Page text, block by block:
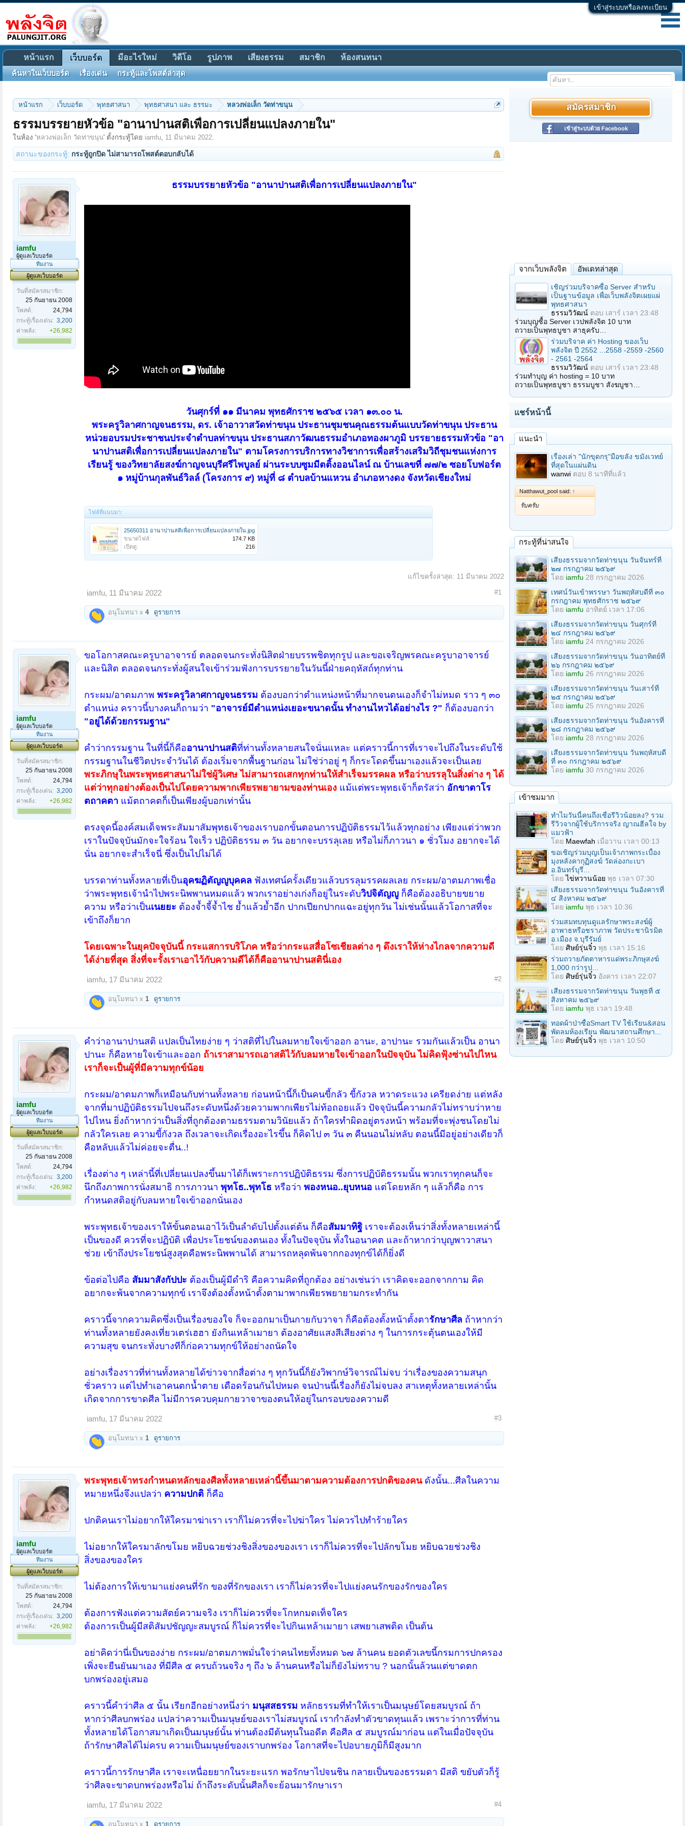
เข้าสู่ระบบหรือลงทะเบียน
หน้าแรก เว็บบอร์ด พุทธศาสนา พุทธศาสนา และ ธรรมะ หลวงพ่อเล็ก วัดท่าขนุน
ธรรมบรรยายหัวข้อ "อานาปานสติเพื่อการเปลี่ยนแปลงภายใน"
ในห้อง 'หลวงพ่อเล็ก วัดท่าขนุน' ตั้งกระทู้โดย iamfu, 11 มีนาคม 2022.
สถานะของกระทู้: กระทู้ถูกปิด ไม่สามารถโพสต์ตอบกลับได้
iamfu
ผู้ดูแลเว็บบอร์ด
ทีมงาน
ผู้ดูแลเว็บบอร์ด
วันที่สมัครสมาชิก:
25 กันยายน 2008
โพสต์:
24,794
กระทู้เรื่องเด่น: 3,200
ค่าพลัง:
+26,982
ธรรมบรรยายหัวข้อ "อานาปานสติเพื่อการเปลี่ยนแปลงภายใน"
วันศุกร์ที่ ๑๑ มีนาคม พุทธศักราช ๒๕๖๕ เวลา ๑๓.๐๐ น.
พระครูวิลาศกาญจนธรรม, ดร. เจ้าอาวาสวัดท่าขนุน ประธานชุมชนคุณธรรมต้นแบบวัดท่าขนุน ประธาน
หน่วยอบรมประชาชนประจำตำบลท่าขนุน ประธานสภาวัฒนธรรมอำเภอทองผาภูมิ บรรยายธรรมหัวข้อ "อา
นาปานสติเพื่อการเปลี่ยนแปลงภายใน" ตามโครงการบริการทางวิชาการเพื่อสร้างเสริมวิถีชุมชนแห่งการ
เรียนรู้ ของวิทยาลัยสงฆ์กาญจนบุรีศรีไพบูลย์ ผ่านระบบซูมมีตติ้งออนไลน์ ณ บ้านเลขที่ ๗๗/๒ ซอยโบฟอร์ต
๑ หมู่บ้านกุลพันธ์วิลล์ (โครงการ ๙) หมู่ที่ ๘ ตำบลบ้านแหวน อำเภอหางดง จังหวัดเชียงใหม่
ไฟล์ที่แนบมา:
25650311 อานาปานสติเพื่อการเปลี่ยนแปลงภายใน.jpg
ขนาดไฟล์:
174.7 KB
เปิดดู:
216
แก้ไขครั้งล่าสุด: 11 มีนาคม 2022
iamfu, 11 มีนาคม 2022 #1
อนุโมทนา x 4 ดูรายการ
iamfu
ผู้ดูแลเว็บบอร์ด
ทีมงาน
ผู้ดูแลเว็บบอร์ด
วันที่สมัครสมาชิก:
25 กันยายน 2008
โพสต์:
24,794
กระทู้เรื่องเด่น: 3,200
ค่าพลัง:
+26,982
ขอโอกาสคณะครูบาอาจารย์ ตลอดจนกระทั่งนิสิตฝ่ายบรรพชิตทุกรูป และขอเจริญพรคณะครูบาอาจารย์
และนิสิต ตลอดจนกระทั่งผู้สนใจเข้าร่วมฟังการบรรยายในวันนี้ฝ่ายคฤหัสถ์ทุกท่าน
กระผม/อาตมภาพ พระครูวิลาศกาญจนธรรม ต้องบอกว่าตำแหน่งหน้าที่มากจนตนเองก็จำไม่หมด ราว ๆ ๓๐
ตำแหน่ง คราวนี้บางคนก็ถามว่า "อาจารย์มีตำแหน่งเยอะขนาดนั้น ทำงานไหวได้อย่างไร ?" ก็ต้องบอกว่า
"อยู่ได้ด้วยกรรมฐาน"
คำว่ากรรมฐาน ในที่นี้ก็คืออานาปานสติที่ท่านทั้งหลายสนใจนั่นแหละ แต่คราวนี้การที่เราจะไปถึงในระดับใช้
กรรมฐานในชีวิตประจำวันได้ ต้องเริ่มจากพื้นฐานก่อน ไม่ใช่ว่าอยู่ ๆ ก็กระโดดขึ้นมาเองแล้วจะเป็นเลย
พระภิกษุในพระพุทธศาสนาไม่ใช่ผู้วิเศษ ไม่สามารถเสกทุกท่านให้สำเร็จมรรคผล หรือว่าบรรลุในสิ่งต่าง ๆ ได้
แต่ว่าทุกอย่างต้องเป็นไปโดยความพากเพียรพยายามของท่านเอง แม้แต่พระพุทธเจ้าก็ตรัสว่า อักขาตาโร
ตถาคตา แม้ตถาคตก็เป็นเพียงผู้บอกเท่านั้น
ตรงจุดนี้องค์สมเด็จพระสัมมาสัมพุทธเจ้าของเราบอกขั้นตอนการปฏิบัติธรรมไว้แล้วทุกอย่าง เพียงแต่ว่าพวก
เราในปัจจุบันมักจะใจร้อน ใจเร็ว ปฏิบัติธรรม ๓ วัน อยากจะบรรลุเลย หรือไม่ก็ภาวนา ๑ ชั่วโมง อยากจะได้
นั่น อยากจะสำเร็จนี่ ซึ่งเป็นไปไม่ได้
บรรดาท่านทั้งหลายที่เป็นอุคฆฏิตัญญูบุคคล ฟังเทศน์ครั้งเดียวแล้วบรรลุมรรคผลเลย กระผม/อาตมภาพเชื่อ
ว่าพระพุทธเจ้านำไปพระนิพพานหมดแล้ว พวกเราอย่างเก่งก็อยู่ในระดับวิปจิตัญญู ก็คือต้องอธิบายขยาย
ความ หรือว่าเป็นเนยยะ ต้องจ้ำจี้จ้ำไช ย้ำแล้วย้ำอีก ปากเปียกปากแฉะอยู่ทุกวัน ไม่เช่นนั้นแล้วโอกาสที่จะ
เข้าถึงก็ยาก
โดยเฉพาะในยุคปัจจุบันนี้ กระแสการบริโภค หรือว่ากระแสสื่อโซเชียลต่าง ๆ ดึงเราให้ห่างไกลจากความดี
ได้ง่ายที่สุด สิ่งที่จะรั้งเราเอาไว้กับความดีได้ก็คืออานาปานสตินี่เอง
iamfu, 17 มีนาคม 2022 #2
อนุโมทนา x 1 ดูรายการ
iamfu
ผู้ดูแลเว็บบอร์ด
ทีมงาน
ผู้ดูแลเว็บบอร์ด
วันที่สมัครสมาชิก:
25 กันยายน 2008
โพสต์:
24,794
กระทู้เรื่องเด่น: 3,200
ค่าพลัง:
+26,982
คำว่าอานาปานสติ แปลเป็นไทยง่าย ๆ ว่าสติที่ไปในลมหายใจเข้าออก อานะ, อาปานะ รวมกันแล้วเป็น อานา
ปานะ ก็คือหายใจเข้าและออก ถ้าเราสามารถเอาสติไว้กับลมหายใจเข้าออกในปัจจุบัน ไม่คิดฟุ้งซ่านไปไหน
เราก็จะเป็นผู้ที่มีความทุกข์น้อย
กระผม/อาตมภาพก็เหมือนกับท่านทั้งหลาย ก่อนหน้านี้ก็เป็นคนขี้กลัว ขี้กังวล หวาดระแวง เครียดง่าย แต่หลัง
จากที่มาปฏิบัติธรรมไปจนถึงระดับหนึ่งด้วยความพากเพียรไม่ท้อถอยแล้ว ปัจจุบันนี้ความกลัวไม่ทราบว่าหาย
ไปไหน ยิ่งถ้าหากว่าเป็นสิ่งที่ถูกต้องตามธรรมตามวินัยแล้ว ถ้าใครทำผิดอยู่ตรงหน้า พร้อมที่จะพุ่งชนโดยไม่
กลัวใครเลย ความขี้กังวล ถึงเวลาจะเกิดเรื่องอะไรขึ้น ก็คิดไป ๓ วัน ๓ คืนนอนไม่หลับ ตอนนี้มีอยู่อย่างเดียวก็
คือหลับแล้วไม่ค่อยจะตื่น..!
เรื่องต่าง ๆ เหล่านี้ที่เปลี่ยนแปลงขึ้นมาได้ก็เพราะการปฏิบัติธรรม ซึ่งการปฏิบัติธรรมนั้น พวกเราทุกคนก็จะ
นึกถึงภาพการนั่งสมาธิ การภาวนา พุทโธ..พุทโธ หรือว่า พองหนอ..ยุบหนอ แต่โดยหลัก ๆ แล้วก็คือ การ
กำหนดสติอยู่กับลมหายใจเข้าออกนั่นเอง
พระพุทธเจ้าของเราให้ขั้นตอนเอาไว้เป็นลำดับไปตั้งแต่ต้น ก็คือสัมมาทิฐิ เราจะต้องเห็นว่าสิ่งทั้งหลายเหล่านี้
เป็นของดี ควรที่จะปฏิบัติ เพื่อประโยชน์ของตนเอง ทั้งในปัจจุบัน ทั้งในอนาคต และถ้าหากว่าบุญพาวาสนา
ช่วย เข้าถึงประโยชน์สูงสุดคือพระนิพพานได้ สามารถหลุดพ้นจากกองทุกข์ได้ก็ยิ่งดี
ข้อต่อไปคือ สัมมาสังกัปปะ ต้องเป็นผู้มีดำริ คือความคิดที่ถูกต้อง อย่างเช่นว่า เราคิดจะออกจากกาม คิด
อยากจะพ้นจากความทุกข์ เราจึงต้องตั้งหน้าตั้งตามาพากเพียรพยายามกระทำกัน
คราวนี้จากความคิดซึ่งเป็นเรื่องของใจ ก็จะออกมาเป็นกายกับวาจา ก็คือต้องตั้งหน้าตั้งตารักษาศีล ถ้าหากว่า
ท่านทั้งหลายยังคงเที่ยวเตร่เฮฮา ยังกินเหล้าเมายา ต้องอาศัยแสงสีเสียงต่าง ๆ ในการกระตุ้นตนเองให้มี
ความสุข จนกระทั่งบางทีก็ก่อความทุกข์ให้อย่างถนัดใจ
อย่างเรื่องราวที่ท่านทั้งหลายได้ข่าวจากสื่อต่าง ๆ ทุกวันนี้ก็ยังวิพากษ์วิจารณ์ไม่จบ ว่าเรื่องของความสนุก
ชั่วคราว แต่ไปทำเอาคนตกน้ำตาย เดือดร้อนกันไปหมด จนป่านนี้เรื่องก็ยังไม่จบลง สาเหตุทั้งหลายเหล่านั้น
เกิดจากการขาดศีล ไม่มีการควบคุมกายวาจาของตนให้อยู่ในกรอบของความดี
iamfu, 17 มีนาคม 2022 #3
อนุโมทนา x 1 ดูรายการ
iamfu
ผู้ดูแลเว็บบอร์ด
ทีมงาน
ผู้ดูแลเว็บบอร์ด
วันที่สมัครสมาชิก:
25 กันยายน 2008
โพสต์:
24,794
กระทู้เรื่องเด่น: 3,200
ค่าพลัง:
+26,982
พระพุทธเจ้าทรงกำหนดหลักของศีลทั้งหลายเหล่านี้ขึ้นมาตามความต้องการปกติของคนดังนั้น...ศีลในความ
หมายหนึ่งจึงแปลว่า ความปกติ ก็คือ
ปกติคนเราไม่อยากให้ใครมาฆ่าเรา เราก็ไม่ควรที่จะไปฆ่าใคร ไม่ควรไปทำร้ายใคร
ไม่อยากให้ใครมาลักขโมย หยิบฉวยช่วงชิงสิ่งของของเรา เราก็ไม่ควรที่จะไปลักขโมย หยิบฉวยช่วงชิง
สิ่งของของใคร
ไม่ต้องการให้เขามาแย่งคนที่รัก ของที่รักของเรา เราก็ไม่ควรที่จะไปแย่งคนรักของรักของใคร
ต้องการฟังแต่ความสัตย์ความจริง เราก็ไม่ควรที่จะโกหกมดเท็จใคร
ต้องการเป็นผู้มีสติสัมปชัญญะสมบูรณ์ ก็ไม่ควรที่จะไปกินเหล้าเมายา เสพยาเสพติด เป็นต้น
อย่าคิดว่านี่เป็นของง่าย กระผม/อาตมภาพมั่นใจว่าคนไทยทั้งหมด ๖๗ ล้านคน ยอดตัวเลขนี้กรมการปกครอง
เพิ่งจะยืนยันมาเอง ที่มีศีล ๕ ครบถ้วนจริง ๆ ถึง ๖ ล้านคนหรือไม่ก็ยังไม่ทราบ ? นอกนั้นล้วนแต่ขาดตก
บกพร่องอยู่เสมอ
คราวนี้คำว่าศีล ๕ นั้น เรียกอีกอย่างหนึ่งว่า มนุสสธรรม หลักธรรมที่ทำให้เราเป็นมนุษย์โดยสมบูรณ์ ถ้า
หากว่าศีลบกพร่อง แปลว่าความเป็นมนุษย์ของเราไม่สมบูรณ์ เรากำลังทำตัวขาดทุนแล้ว เพราะว่าการที่ท่าน
ทั้งหลายได้โอกาสมาเกิดเป็นมนุษย์นั้น ท่านต้องมีต้นทุนในอดีต คือศีล ๕ สมบูรณ์มาก่อน แต่ในเมื่อปัจจุบัน
ถ้ารักษาศีลได้ไม่ครบ ความเป็นมนุษย์ของเราบกพร่อง โอกาสที่จะไปอบายภูมิก็มีสูงมาก
คราวนี้การรักษาศีล เราจะเหนื่อยยากในระยะแรก พอรักษาไปจนชิน กลายเป็นของธรรมดา มีสติ ขยับตัวก็รู้
ว่าศีลจะขาดบกพร่องหรือไม่ ถ้าถึงระดับนั้นศีลก็จะย้อนมารักษาเรา
iamfu, 17 มีนาคม 2022 #4
อนุโมทนา x 1 ดูรายการ
สมัครสมาชิก
เข้าสู่ระบบด้วย Facebook
จากเว็บพลังจิต อัพเดทล่าสุด
เชิญร่วมบริจาคซื้อ Server สำหรับ
เป็นฐานข้อมูล เพื่อเว็บพลังจิตเผยแผ่
พุทธศาสนา
ธรรมวิวัฒน์ ตอบ เสาร์ เวลา 23:48
ร่วมบุญซื้อ Server เวปพลังจิต 10 บาท
ถวายเป็นพุทธบูชา สาธุครับ…
ร่วมบริจาค ค่า Hosting ของเว็บ
พลังจิต ปี 2552 ...2558 -2559 -2560
- 2561 -2564
ธรรมวิวัฒน์ ตอบ เสาร์ เวลา 23:48
ร่วมทำบุญ ค่า hosting = 10 บาท
ถวายเป็นพุทธบูชา ธรรมบูชา สังฆบูชา…
แชร์หน้านี้
แนะนำ
เรื่องเล่า "นักขุดกรุ"มือขลัง ขมังเวทย์
ที่สุดในแผ่นดิน
wanwi ตอบ 8 นาทีที่แล้ว
Natthawut_pool said: ↑
รับครับ
กระทู้ที่น่าสนใจ
เสียงธรรมจากวัดท่าขนุน วันจันทร์ที่
๒๗ กรกฎาคม ๒๕๖๙
โดย iamfu 28 กรกฎาคม 2026
เทศน์วันเข้าพรรษา วันพฤหัสบดีที่ ๓๐
กรกฎาคม พุทธศักราช ๒๕๖๙
โดย iamfu อาทิตย์ เวลา 17:06
เสียงธรรมจากวัดท่าขนุน วันศุกร์ที่
๒๔ กรกฎาคม ๒๕๖๙
โดย iamfu 24 กรกฎาคม 2026
เสียงธรรมจากวัดท่าขนุน วันอาทิตย์ที่
๒๖ กรกฎาคม ๒๕๖๙
โดย iamfu 26 กรกฎาคม 2026
เสียงธรรมจากวัดท่าขนุน วันเสาร์ที่
๒๕ กรกฎาคม ๒๕๖๙
โดย iamfu 25 กรกฎาคม 2026
เสียงธรรมจากวัดท่าขนุน วันอังคารที่
๒๘ กรกฎาคม ๒๕๖๙
โดย iamfu 28 กรกฎาคม 2026
เสียงธรรมจากวัดท่าขนุน วันพฤหัสบดี
ที่ ๓๐ กรกฎาคม ๒๕๖๙
โดย iamfu 30 กรกฎาคม 2026
เข้าชมมาก
ทำไมวันนี้คนถึงเชื่อรีวิวน้อยลง? รวม
รีวิวจากผู้ใช้บริการจริง ญาณฮีลใจ by
แมวฟ้า
โดย Maewfah เมื่อวาน เวลา 00:13
ขอเชิญร่วมบุญเป็นเจ้าภาพกระเบื้อง
มุงหลังคากุฏิสงฆ์ วัดล่องกะเบา
อ.อินทร์บุรี...
โดยไข่หวานน้อย พุธ เวลา 07:30
เสียงธรรมจากวัดท่าขนุน วันอังคารที่
๔ สิงหาคม ๒๕๖๙
โดย iamfu พุธ เวลา 10:36
ร่วมสมทบทุนดูแลรักษาพระสงฆ์ผู้
อาพาธหรือชราภาพ วัดประชานิรมิต
อ.เมือง จ.บุรีรัมย์
โดย ศิษย์รุ่นจิ๋ว พุธ เวลา 15:16
ร่วมถวายภัตตาหารแด่พระภิกษุสงฆ์
1,000 กว่ารูป...
โดย ศิษย์รุ่นจิ๋ว อังคาร เวลา 22:07
เสียงธรรมจากวัดท่าขนุน วันพุธที่ ๕
สิงหาคม ๒๕๖๙
โดย iamfu พุธ เวลา 19:48
ทอดผ้าป่าซื้อSmart TV ใช้เรียน&สอน
พัดลมห้องเรียน พัฒนาสถานศึกษา...
โดย ศิษย์รุ่นจิ๋ว พุธ เวลา 10:50
หน้าแรก เว็บบอร์ด
ค้นหาในเว็บบอร์ด เรื่องเด่น กระทู้และโพสต์ล่าสุด
มีอะไรใหม่ วิดีโอ รูปภาพ เสียงธรรม สมาชิก ห้องสนทนา